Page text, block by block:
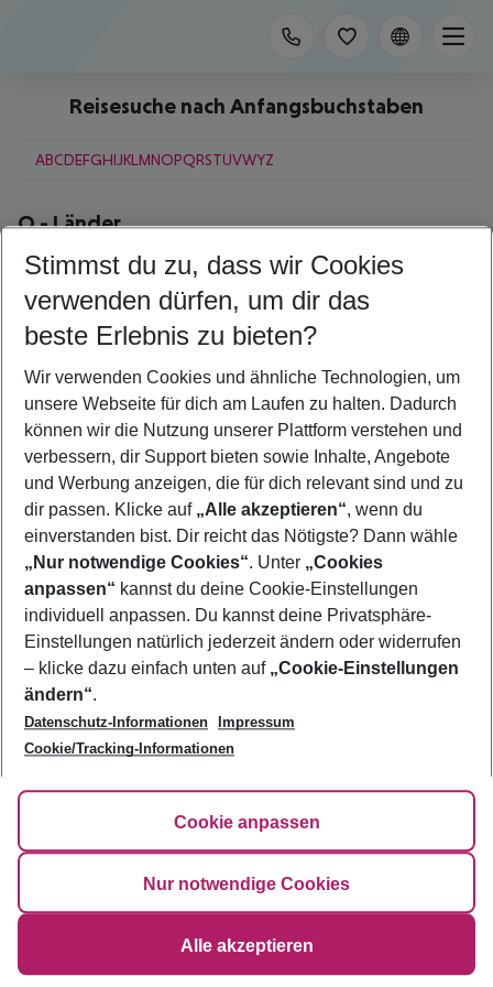
Reisesuche nach Anfangsbuchstaben
ABCDEFGHIJKL MNOPQRSTUVWYZ
O-Länder
Oman
O- Städte
Oia
Okurcalar
Olbia
Orlando
Ornos
Oslo
Ölüdeniz
Footer
Footer navigation
Über uns
AGB
Bestpreisgarantie
Cookie-Richtlinie
Fakten
Service & Hilfe
Barrierefreies Reisen
Check-in
Newsletter
Folge uns
Stimmst du zu, dass wir Cookies
verwenden dürfen, um dir das
beste Erlebnis zu bieten?
Wir verwenden Cookies und ähnliche Technologien, um
unsere Webseite für dich am Laufen zu halten. Dadurch
können wir die Nutzung unserer Plattform verstehen und
verbessern, dir Support bieten sowie Inhalte, Angebote
und Werbung anzeigen, die für dich relevant sind und zu
dir passen. Klicke auf „Alle akzeptieren“, wenn du
einverstanden bist. Dir reicht das Nötigste? Dann wähle
„Nur notwendige Cookies“. Unter „Cookies
anpassen“ kannst du deine Cookie-Einstellungen
individuell anpassen. Du kannst deine Privatsphäre-
Einstellungen natürlich jederzeit ändern oder widerrufen
– klicke dazu einfach unten auf „Cookie-Einstellungen
ändern“.
Datenschutz-Informationen
Impressum
Cookie/Tracking-Informationen
Cookie anpassen
Nur notwendige Cookies
Alle akzeptieren